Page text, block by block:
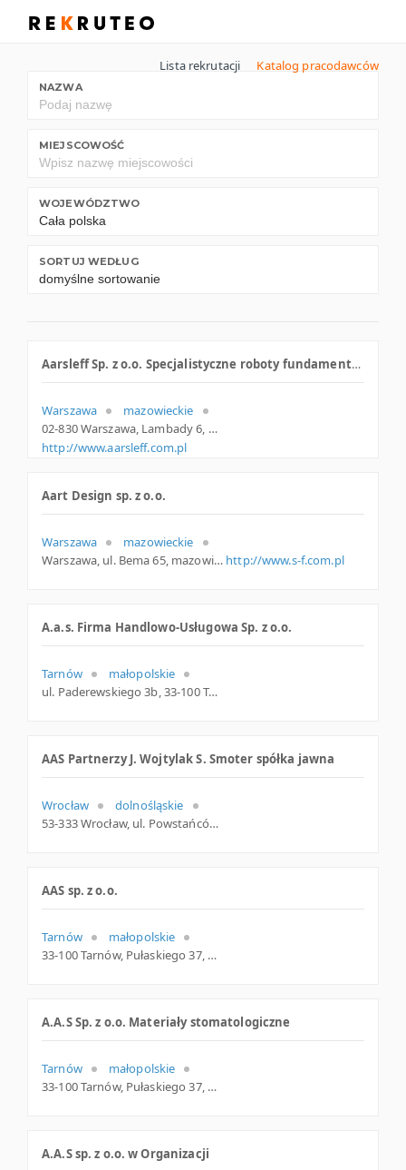
Lista rekrutacji Katalog pracodawców
NAZWA
MIEJSCOWOŚĆ
WOJEWÓDZTWO
SORTUJ WEDŁUG
Aarsleff Sp. z o.o. Specjalistyczne roboty fundamentowe
Warszawa
mazowieckie
02-830 Warszawa, Lambady 6, woj. Mazowieckie, pow. Warszawa, gm. Warszawa
http://www.aarsleff.com.pl
Aart Design sp. z o.o.
Warszawa
mazowieckie
Warszawa, ul. Bema 65, mazowieckie http://www.s-f.com.pl
A.a.s. Firma Handlowo-Usługowa Sp. z o.o.
Tarnów
małopolskie
ul. Paderewskiego 3b, 33-100 Tarnów, małopolskie
AAS Partnerzy J. Wojtylak S. Smoter spółka jawna
Wrocław
dolnośląskie
53-333 Wrocław, ul. Powstańców Śląskich 28 /30, dolnośląskie
AAS sp. z o.o.
Tarnów
małopolskie
33-100 Tarnów, Pułaskiego 37, małopolskie
A.A.S Sp. z o.o. Materiały stomatologiczne
Tarnów
małopolskie
33-100 Tarnów, Pułaskiego 37, woj. Małopolskie, pow. Tarnów, gm. Tarnów
A.A.S sp. z o.o. w Organizacji